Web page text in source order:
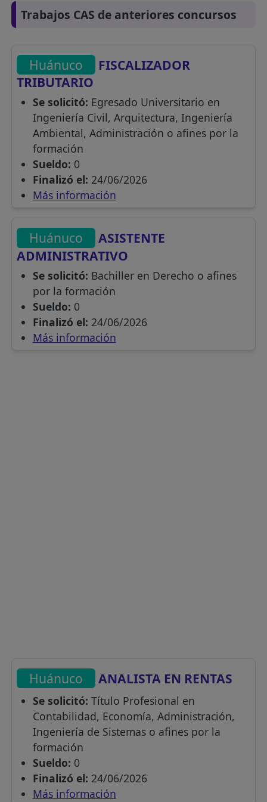
Trabajos CAS de anteriores concursos
Huánuco
FISCALIZADOR
TRIBUTARIO
Se solicitó: Egresado Universitario en
Ingeniería Civil, Arquitectura, Ingeniería
Ambiental, Administración o afines por la
formación
Sueldo: 0
Finalizó el: 24/06/2026
Más información
Huánuco
ASISTENTE
ADMINISTRATIVO
Se solicitó: Bachiller en Derecho o afines
por la formación
Sueldo: 0
Finalizó el: 24/06/2026
Más información
Huánuco ANALISTA EN RENTAS
Se solicitó: Título Profesional en
Contabilidad, Economía, Administración,
Ingeniería de Sistemas o afines por la
formación
Sueldo: 0
Finalizó el: 24/06/2026
Más información